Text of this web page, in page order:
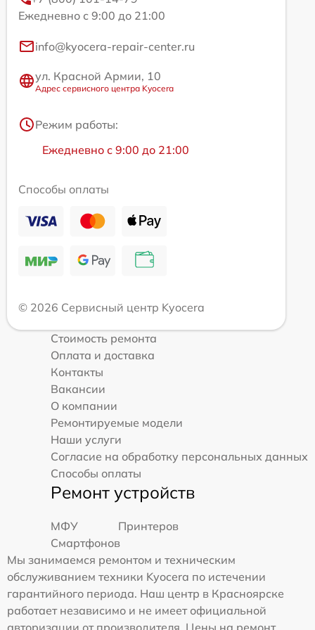
Ежедневно с 9:00 до 21:00
info@kyocera-repair-center.ru
ул. Красной Армии, 10
Адрес сервисного центра Kyocera
Режим работы:
Ежедневно с 9:00 до 21:00
Способы оплаты
© 2026 Сервисный центр Kyocera
Стоимость ремонта
Оплата и доставка
Контакты
Вакансии
О компании
Ремонтируемые модели
Наши услуги
Согласие на обработку персональных данных
Способы оплаты
Ремонт устройств
МФУ
Принтеров
Смартфонов
Мы занимаемся ремонтом и техническим
обслуживанием техники Kyocera по истечении
гарантийного периода. Наш центр в Красноярске
работает независимо и не имеет официальной
авторизации от производителя. Цены на ремонт,